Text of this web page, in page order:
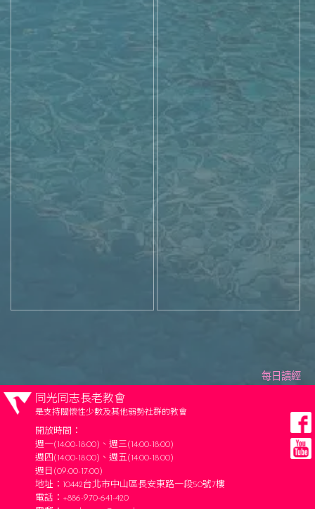
每日讀經
同光同志長老教會
是支持關懷性少數及其他弱勢社群的教會
開放時間：
週一(14:00-18:00)、週三(14:00-18:00)
週四(14:00-18:00)、週五(14:00-18:00)
週日(09:00-17:00)
地址：10442台北市中山區長安東路一段50號7樓
電話：+886-970-641-420